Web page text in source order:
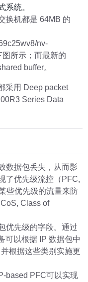
系统。
换机都是 64MB 的
nv-
所示；而最新的
buffer。
采用 Deep packet
Series Data
数据包丢失，从而影
了优先级流控（PFC,
些优先级的流量来防
Class of
优先级的字段。通过
可以根据 IP 数据包中
根据这些类别实施更
based PFC可以实现